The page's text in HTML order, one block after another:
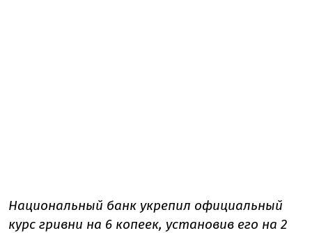
Национальный банк укрепил официальный
курс гривни на 6 копеек, установив его на 2